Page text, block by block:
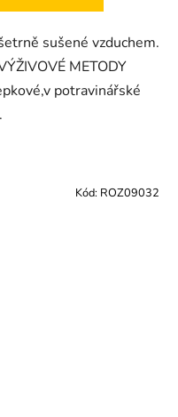
sušené vzduchem.
METODY
potravinářské
Kód: ROZ09032